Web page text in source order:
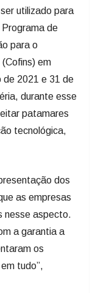
utilizado para
de
para o
em
de 2021 e 31 de
durante esse
patamares
tecnológica,
dos
as empresas
nesse aspecto.
a garantia a
os
tudo”,